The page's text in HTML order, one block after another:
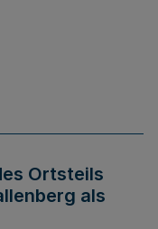
Ortsteils
als